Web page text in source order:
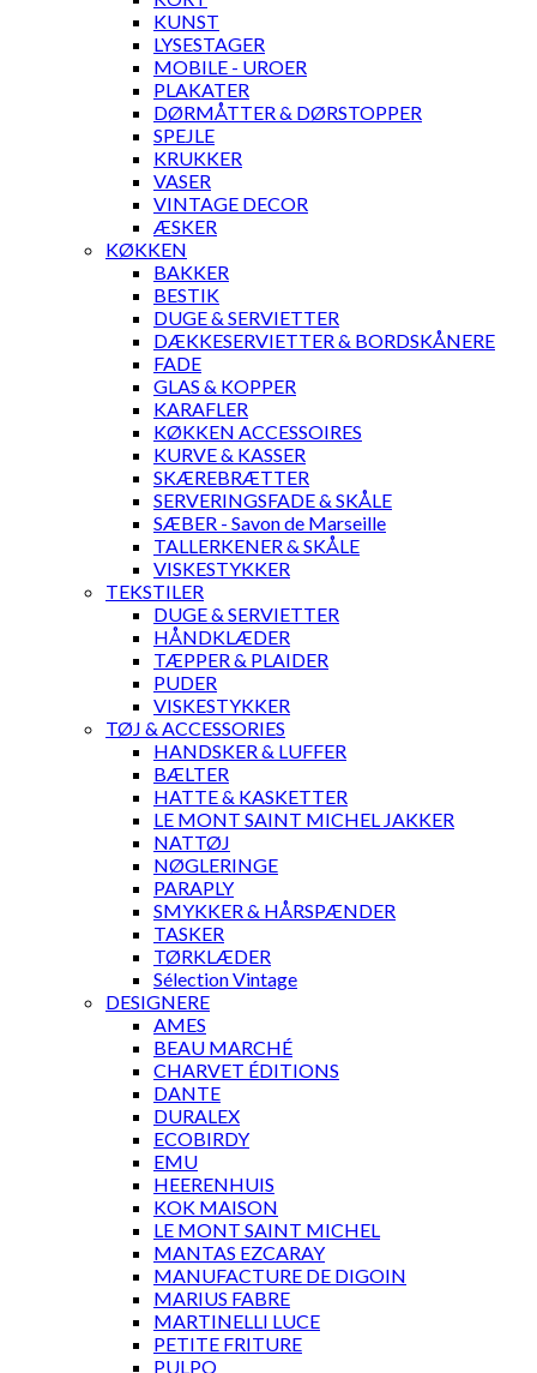
KUNST
LYSESTAGER
MOBILE - UROER
PLAKATER
DØRMÅTTER & DØRSTOPPER
SPEJLE
KRUKKER
VASER
VINTAGE DECOR
ÆSKER
KØKKEN
BAKKER
BESTIK
DUGE & SERVIETTER
DÆKKESERVIETTER & BORDSKÅNERE
FADE
GLAS & KOPPER
KARAFLER
KØKKEN ACCESSOIRES
KURVE & KASSER
SKÆREBRÆTTER
SERVERINGSFADE & SKÅLE
SÆBER - Savon de Marseille
TALLERKENER & SKÅLE
VISKESTYKKER
TEKSTILER
DUGE & SERVIETTER
HÅNDKLÆDER
TÆPPER & PLAIDER
PUDER
VISKESTYKKER
TØJ & ACCESSORIES
HANDSKER & LUFFER
BÆLTER
HATTE & KASKETTER
LE MONT SAINT MICHEL JAKKER
NATTØJ
NØGLERINGE
PARAPLY
SMYKKER & HÅRSPÆNDER
TASKER
TØRKLÆDER
Sélection Vintage
DESIGNERE
AMES
BEAU MARCHÉ
CHARVET ÉDITIONS
DANTE
DURALEX
ECOBIRDY
EMU
HEERENHUIS
KOK MAISON
LE MONT SAINT MICHEL
MANTAS EZCARAY
MANUFACTURE DE DIGOIN
MARIUS FABRE
MARTINELLI LUCE
PETITE FRITURE
PULPO